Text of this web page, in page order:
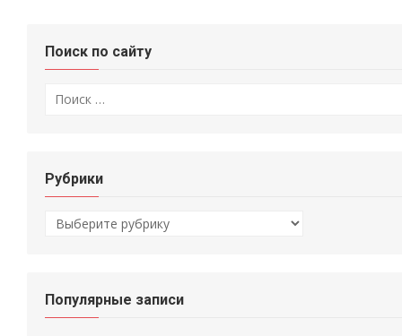
Поиск по сайту
Рубрики
Рубрики
Популярные записи